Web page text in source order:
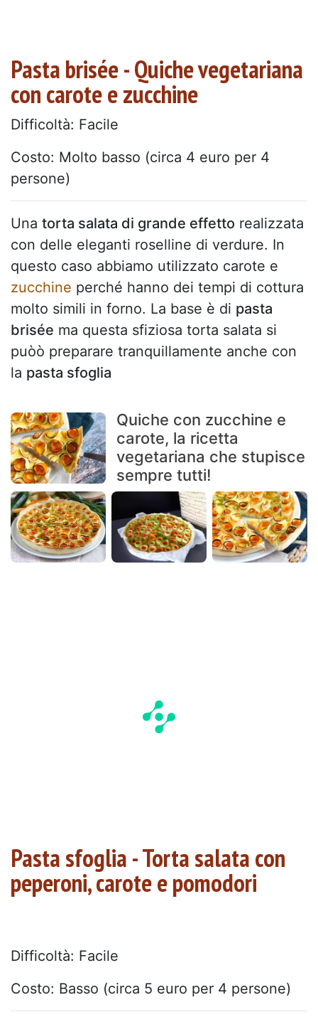
Pasta brisée - Quiche vegetariana
con carote e zucchine
Difficoltà: Facile
Costo: Molto basso (circa 4 euro per 4
persone)
Una torta salata di grande effetto realizzata
con delle eleganti roselline di verdure. In
questo caso abbiamo utilizzato carote e
zucchine perché hanno dei tempi di cottura
molto simili in forno. La base è di pasta
brisée ma questa sfiziosa torta salata si
puòò preparare tranquillamente anche con
la pasta sfoglia
Quiche con zucchine e
carote, la ricetta
vegetariana che stupisce
sempre tutti!
Pasta sfoglia - Torta salata con
peperoni, carote e pomodori
Difficoltà: Facile
Costo: Basso (circa 5 euro per 4 persone)